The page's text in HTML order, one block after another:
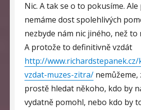
Nic. A tak se o to pokusíme.
nemáme dost spolehlivých
nezbyde nám nic jiného, než to
A protože to definitivně vzdát
http://
vzdat-muzes-zitra/ nemůžeme,
prostě hledat někoho, kdo by
vydatně pomohl, nebo kdo by